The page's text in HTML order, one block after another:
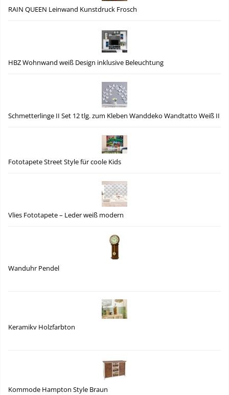
RAIN QUEEN Leinwand Kunstdruck Frosch
HBZ Wohnwand weiß Design inklusive Beleuchtung
Schmetterlinge II Set 12 tlg. zum Kleben Wanddeko Wandtatto Weiß II
Fototapete Street Style für coole Kids
Vlies Fototapete – Leder weiß modern
Wanduhr Pendel
Keramikv Holzfarbton
Kommode Hampton Style Braun